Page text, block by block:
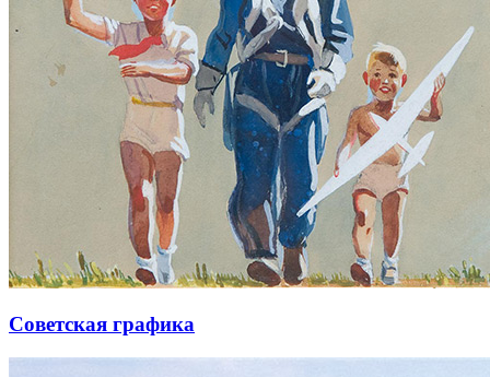
Советская графика